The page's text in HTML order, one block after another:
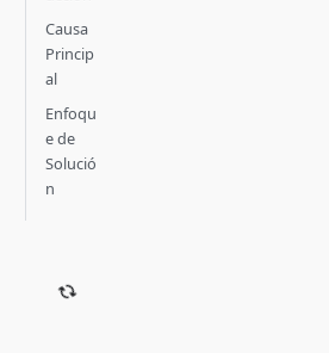
Causa
Princip
al
Enfoqu
e de
Solució
n